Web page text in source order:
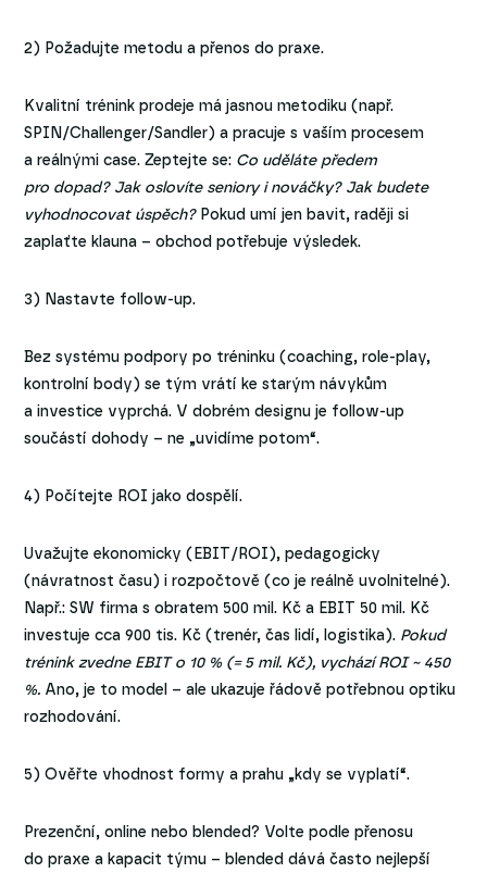
2) Požadujte metodu a přenos do praxe.
Kvalitní trénink prodeje má jasnou metodiku (např.
SPIN/Challenger/Sandler) a pracuje s vaším procesem
a reálnými case. Zeptejte se: Co uděláte předem
pro dopad? Jak oslovíte seniory i nováčky? Jak budete
vyhodnocovat úspěch?Pokud umí jen bavit, raději si
zaplaťte klauna – obchod potřebuje výsledek.
3) Nastavte follow-up.
Bez systému podpory po tréninku (coaching, role-play,
kontrolní body) se tým vrátí ke starým návykům
a investice vyprchá. V dobrém designu je follow-up
součástí dohody – ne „uvidíme potom“.
4) Počítejte ROI jako dospělí.
Uvažujte ekonomicky (EBIT/ROI), pedagogicky
(návratnost času) i rozpočtově (co je reálně uvolnitelné).
Např.: SW firma s obratem 500 mil. Kč a EBIT 50 mil. Kč
investuje cca 900 tis. Kč (trenér, čas lidí, logistika). Pokud
trénink zvedne EBIT o 10 % (= 5 mil. Kč), vychází ROI ~ 450
%. Ano, je to model – ale ukazuje řádově potřebnou optiku
rozhodování.
5) Ověřte vhodnost formy a prahu „kdy se vyplatí“.
Prezenční, online nebo blended? Volte podle přenosu
do praxe a kapacit týmu – blended dává často nejlepší